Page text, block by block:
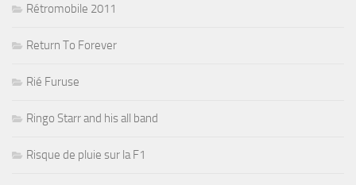
Rétromobile 2011
Return To Forever
Rié Furuse
Ringo Starr and his all band
Risque de pluie sur la F1